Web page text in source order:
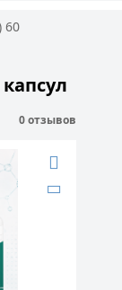
60
0 отзывов